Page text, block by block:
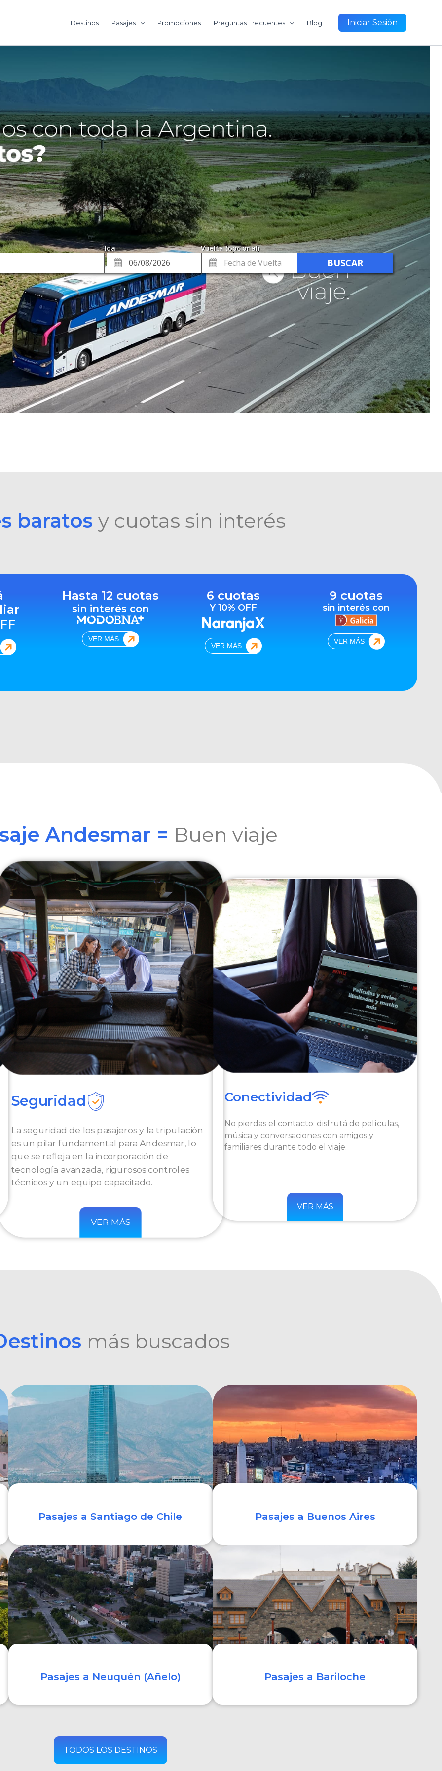
Destinos Pasajes Promociones Preguntas Frecuentes Blog Iniciar Sesión
baratos y cuotas sin interés
Hasta 12 cuotas
sin interés con
VER MÁS
6 cuotas
Y 10% OFF
VER MÁS
9 cuotas
sin interés con
VER MÁS
Andesmar = Buen viaje
Seguridad
La seguridad de los pasajeros y la tripulación
es un pilar fundamental para Andesmar, lo
que se refleja en la incorporación de
tecnología avanzada, rigurosos controles
técnicos y un equipo capacitado.
VER MÁS
Conectividad
No pierdas el contacto: disfrutá de películas,
música y conversaciones con amigos y
familiares durante todo el viaje.
VER MÁS
más buscados
Pasajes a Santiago de Chile
COMPRAR
Pasajes a Buenos Aires
Pasajes a Neuquén (Añelo) Pasajes a Bariloche
TODOS LOS DESTINOS